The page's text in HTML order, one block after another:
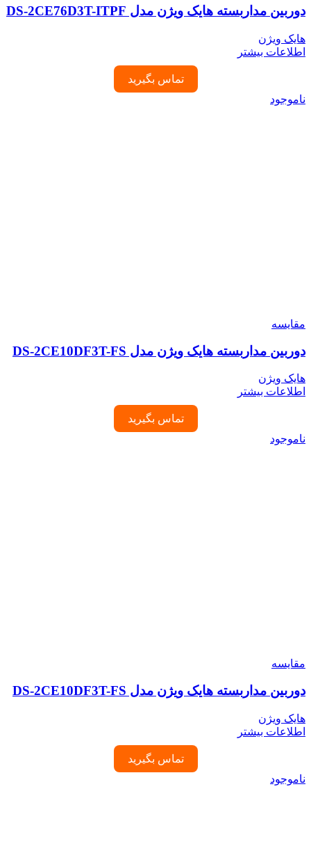
دوربین مداربسته هایک ویژن مدل DS-2CE76D3T-ITPF
هایک ویژن
اطلاعات بیشتر
تماس بگیرید
ناموجود
مقایسه
دوربین مداربسته هایک ویژن مدل DS-2CE10DF3T-FS
هایک ویژن
اطلاعات بیشتر
تماس بگیرید
ناموجود
مقایسه
دوربین مداربسته هایک ویژن مدل DS-2CE10DF3T-FS
هایک ویژن
اطلاعات بیشتر
تماس بگیرید
ناموجود